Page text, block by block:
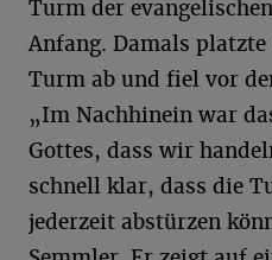
Turm der
Anfang. Damals
Turm ab und fiel vor
„Im Nachhinein war
Gottes, dass wir
schnell klar, dass die
jederzeit abstürzen